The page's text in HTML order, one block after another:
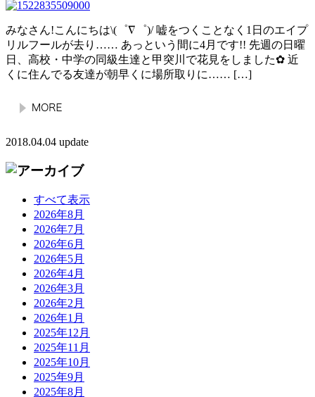
みなさん!こんにちは\(゜∇゜)/ 嘘をつくことなく1日のエイプ
リルフールが去り…… あっという間に4月です!! 先週の日曜
日、高校・中学の同級生達と甲突川で花見をしました✿ 近
くに住んでる友達が朝早くに場所取りに…… […]
2018.04.04 update
すべて表示
2026年8月
2026年7月
2026年6月
2026年5月
2026年4月
2026年3月
2026年2月
2026年1月
2025年12月
2025年11月
2025年10月
2025年9月
2025年8月